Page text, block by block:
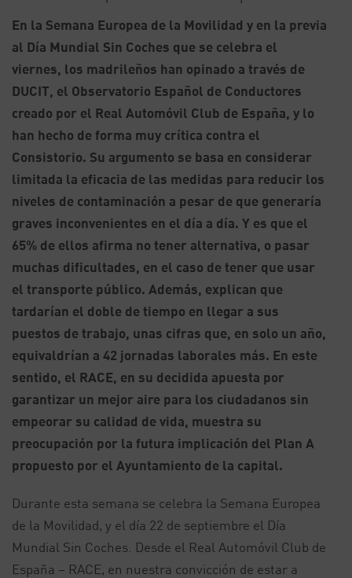
En la Semana Europea de la Movilidad y en la previa
al Día Mundial Sin Coches que se celebra el
viernes, los madrileños han opinado a través de
DUCIT, el Observatorio Español de Conductores
creado por el Real Automóvil Club de España, y lo
han hecho de forma muy crítica contra el
Consistorio. Su argumento se basa en considerar
limitada la eficacia de las medidas para reducir los
niveles de contaminación a pesar de que generaría
graves inconvenientes en el día a día. Y es que el
65% de ellos afirma no tener alternativa, o pasar
muchas dificultades, en el caso de tener que usar
el transporte público. Además, explican que
tardarían el doble de tiempo en llegar a sus
puestos de trabajo, unas cifras que, en solo un año,
equivaldrían a 42 jornadas laborales más. En este
sentido, el RACE, en su decidida apuesta por
garantizar un mejor aire para los ciudadanos sin
empeorar su calidad de vida, muestra su
preocupación por la futura implicación del Plan A
propuesto por el Ayuntamiento de la capital.
Durante esta semana se celebra la Semana Europea
de la Movilidad, y el día 22 de septiembre el Día
Mundial Sin Coches. Desde el Real Automóvil Club de
España – RACE, en nuestra convicción de estar a